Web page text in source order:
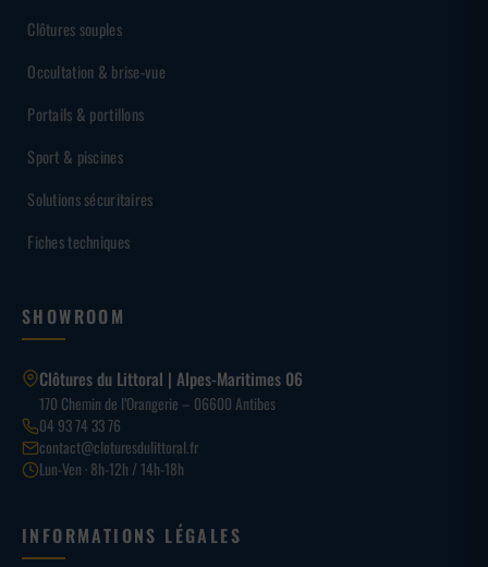
Clôtures souples
Occultation & brise-vue
Portails & portillons
Sport & piscines
Solutions sécuritaires
Fiches techniques
SHOWROOM
Clôtures du Littoral | Alpes-Maritimes 06
170 Chemin de l’Orangerie – 06600 Antibes
04 93 74 33 76
contact@cloturesdulittoral.fr
Lun-Ven · 8h-12h / 14h-18h
INFORMATIONS LÉGALES